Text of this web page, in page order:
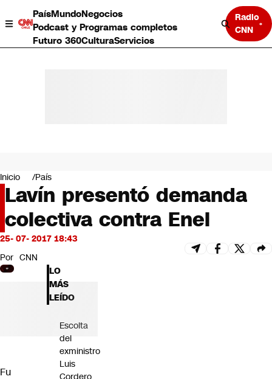
PaísMundoNegocios
Podcast y Programas completos
Futuro 360CulturaServicios
Radio
CNN
Negocios
Deportes
Programas completos
Cultura
Servicios
Bits
CNN Data
CNN tiempo
Futuro 360
Inicio País
Lavín presentó demanda
colectiva contra Enel
25- 07- 2017 18:43
Por CNN
Fu
LO
MÁS
LEÍDO
Escolta
del
exministro
Luis
Cordero